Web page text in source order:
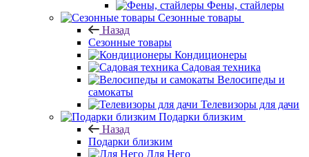
Фены, стайлеры
Сезонные товары
Назад
Сезонные товары
Кондиционеры
Садовая техника
Велосипеды и
самокаты
Телевизоры для дачи
Подарки близким
Назад
Подарки близким
Для Него